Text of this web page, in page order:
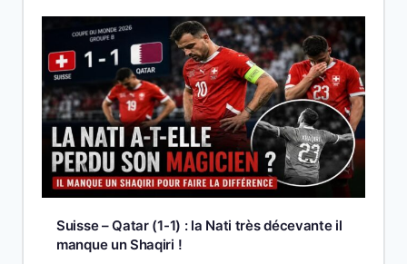
Suisse – Qatar (1-1) : la Nati très décevante il
manque un Shaqiri !